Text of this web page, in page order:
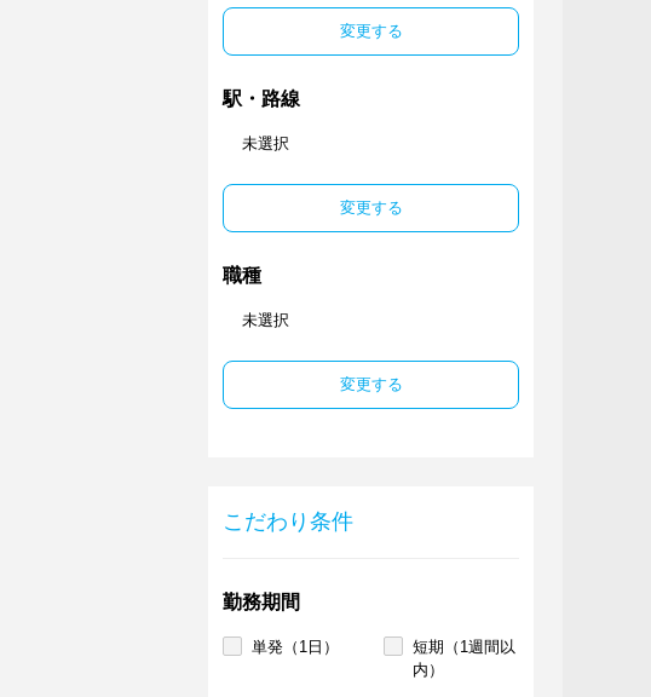
変更する
駅・路線
未選択
変更する
職種
未選択
変更する
こだわり条件
勤務期間
単発（1日）
短期（1週間以
内）